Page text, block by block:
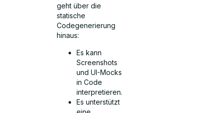
geht über die
statische
Codegenerierung
hinaus:
Es kann
Screenshots
und UI-Mocks
in Code
interpretieren.
Es unterstützt